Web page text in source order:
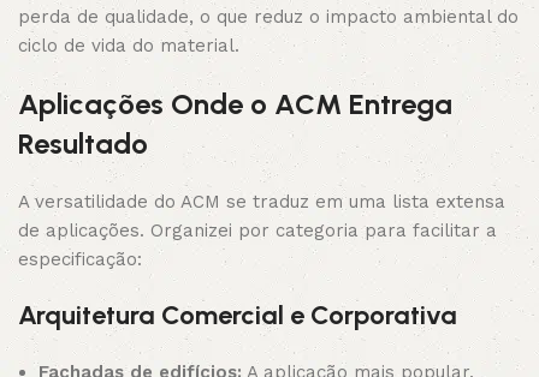
perda de qualidade, o que reduz o impacto ambiental do
ciclo de vida do material.
Aplicações Onde o ACM Entrega
Resultado
A versatilidade do ACM se traduz em uma lista extensa
de aplicações. Organizei por categoria para facilitar a
especificação:
Arquitetura Comercial e Corporativa
Fachadas de edifícios: A aplicação mais popular.